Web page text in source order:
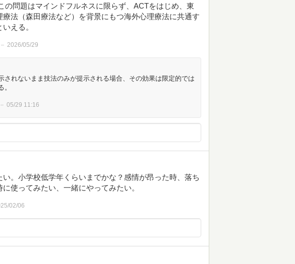
の問題はマインドフルネスに限らず、ACTをはじめ、東
法（森田療法など）を背景にもつ海外心理療法に共通す
える。
2026/05/29
されないまま技法のみが提示される場合、その効果は限定的では
05/29 11:16
。小学校低学年くらいまでかな？感情が昂った時、落ち
使ってみたい、一緒にやってみたい。
02/06